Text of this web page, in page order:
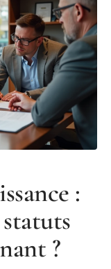
:
?